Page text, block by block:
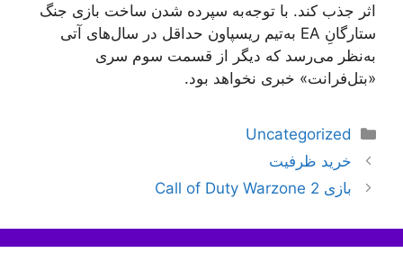
اثر جذب کند. با توجه‌به سپرده شدن ساخت بازی جنگ
ستارگانِ EA به‌تیم ریسپاون حداقل در سال‌های آتی
به‌نظر می‌رسد که دیگر از قسمت سوم سری
«بتل‌فرانت» خبری نخواهد بود.
دسته‌ها
Uncategorized
ناوبری
نوشته‌ها
خرید ظرفیت
بازی Call of Duty Warzone 2